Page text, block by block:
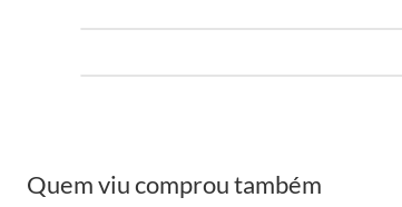
Quem viu comprou também